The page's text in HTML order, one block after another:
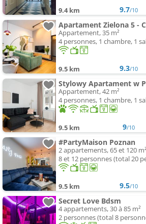
9.4 km 9.7/10
Apartament Zielona 5 -
Appartement, 35 m²
4 personnes, 1 chambre, 1
9.5 km 9.3/10
Appartement, 42 m²
4 personnes, 1 chambre, 1
9.5 km 9/10
#PartyMaison Poznan
2 appartements, 65 et 120 m²
8 et 12 personnes (total 20
9.5 km 9.5/10
Secret Love Bdsm
4 appartements, 30 à 85 m²
2 personnes (total 8